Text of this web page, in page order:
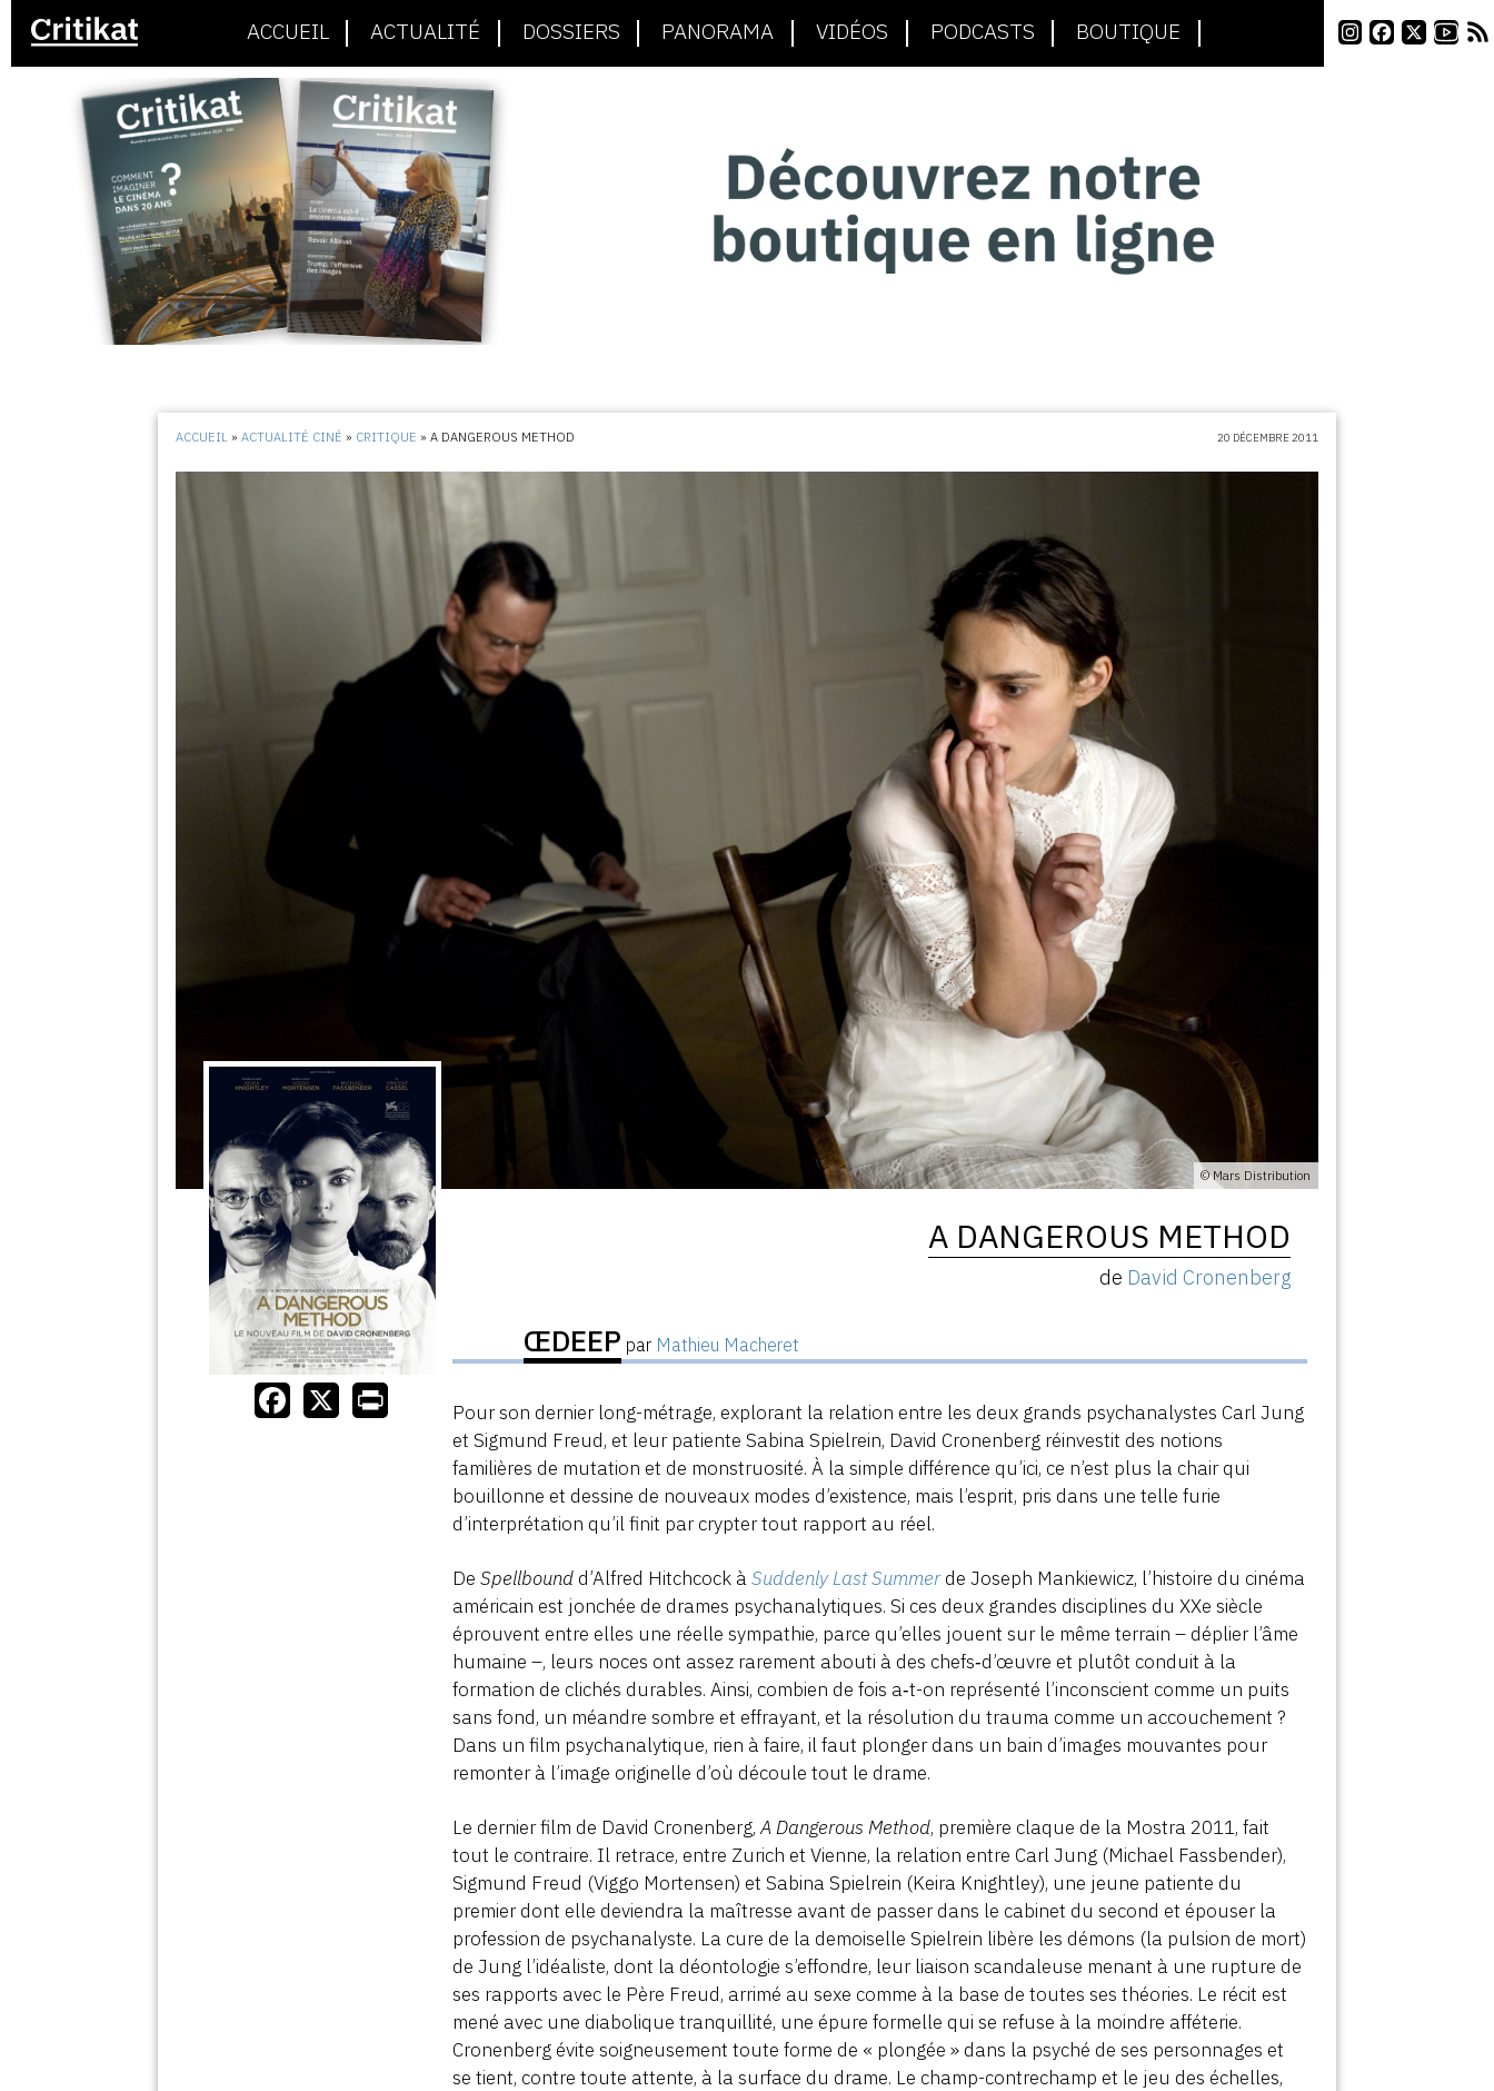
ACCUEIL ACTUALITÉ DOSSIERS PANORAMA VIDÉOS PODCASTS BOUTIQUE
ACCUEIL »ACTUALITÉ CINÉ » CRITIQUE »A DANGEROUS METHOD 20 DÉCEMBRE 2011
© Mars Distribution
A DANGEROUS METHOD
de David Cronenberg
ŒDEEP par Mathieu Macheret
Pour son dernier long-métrage, explorant la relation entre les deux grands psychanalystes Carl Jung
et Sigmund Freud, et leur patiente Sabina Spielrein, David Cronenberg réinvestit des notions
familières de mutation et de monstruosité. À la simple différence qu’ici, ce n’est plus la chair qui
bouillonne et dessine de nouveaux modes d’existence, mais l’esprit, pris dans une telle furie
d’interprétation qu’il finit par crypter tout rapport au réel.
DeSpellbound d’Alfred Hitchcock àSuddenly Last Summerde Joseph Mankiewicz, l’histoire du cinéma
américain est jonchée de drames psychanalytiques. Si ces deux grandes disciplines du XXe siècle
éprouvent entre elles une réelle sympathie, parce qu’elles jouent sur le même terrain – déplier l’âme
humaine –, leurs noces ont assez rarement abouti à des chefs‑d’œuvre et plutôt conduit à la
formation de clichés durables. Ainsi, combien de fois a‑t-on représenté l’inconscient comme un puits
sans fond, un méandre sombre et effrayant, et la résolution du trauma comme un accouchement ?
Dans un film psychanalytique, rien à faire, il faut plonger dans un bain d’images mouvantes pour
remonter à l’image originelle d’où découle tout le drame.
Le dernier film de David Cronenberg,A Dangerous Method, première claque de la Mostra 2011, fait
tout le contraire. Il retrace, entre Zurich et Vienne, la relation entre Carl Jung (Michael Fassbender),
Sigmund Freud (Viggo Mortensen) et Sabina Spielrein (Keira Knightley), une jeune patiente du
premier dont elle deviendra la maîtresse avant de passer dans le cabinet du second et épouser la
profession de psychanalyste. La cure de la demoiselle Spielrein libère les démons (la pulsion de mort)
de Jung l’idéaliste, dont la déontologie s’effondre, leur liaison scandaleuse menant à une rupture de
ses rapports avec le Père Freud, arrimé au sexe comme à la base de toutes ses théories. Le récit est
mené avec une diabolique tranquillité, une épure formelle qui se refuse à la moindre afféterie.
Cronenberg évite soigneusement toute forme de « plongée » dans la psyché de ses personnages et
se tient, contre toute attente, à la surface du drame. Le champ-contrechamp et le jeu des échelles,